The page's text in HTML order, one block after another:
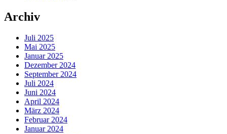
Archiv
Juli 2025
Mai 2025
Januar 2025
Dezember 2024
September 2024
Juli 2024
Juni 2024
April 2024
März 2024
Februar 2024
Januar 2024